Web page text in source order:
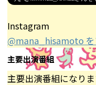
Instagram
@mana_hisamoto を
主要出演番組
主要出演番組になりま